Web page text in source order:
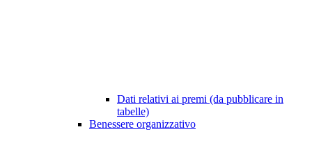
Dati relativi ai premi (da pubblicare in
tabelle)
Benessere organizzativo